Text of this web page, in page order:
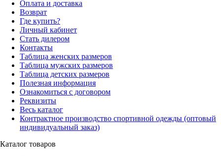
Оплата и доставка
Возврат
Где купить?
Личный кабинет
Стать дилером
Контакты
Таблица женских размеров
Таблица мужских размеров
Таблица детских размеров
Полезная информация
Ознакомиться с договором
Реквизиты
Весь каталог
Контрактное производство спортивной одежды (оптовый
индивидуальный заказ)
Каталог товаров